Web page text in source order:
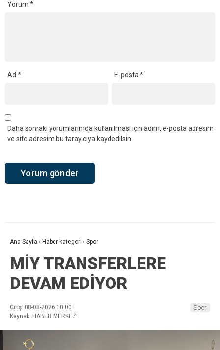
Yorum *
Ad * E-posta*
Daha sonraki yorumlarımda kullanılması için adım, e-posta adresim
ve site adresim bu tarayıcıya kaydedilsin.
Ana Sayfa › Haber kategori › Spor
MİY TRANSFERLERE
DEVAM EDİYOR
Giriş: 08-08-2026 10:00
Kaynak: HABER MERKEZI
Spor